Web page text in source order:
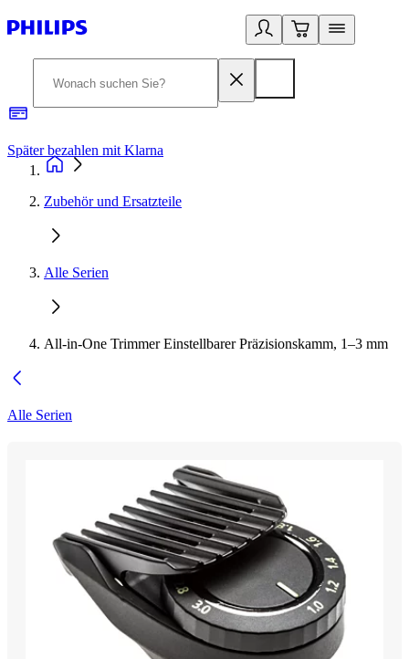
Später bezahlen mit Klarna
Zubehör und Ersatzteile
Alle Serien
All-in-One Trimmer Einstellbarer Präzisionskamm, 1–3 mm
Alle Serien